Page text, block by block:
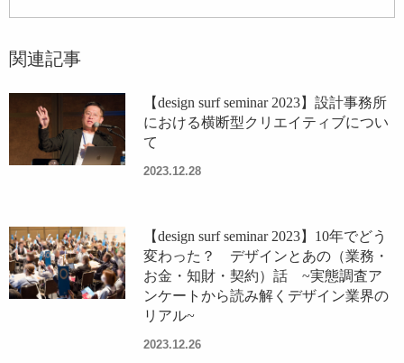
関連記事
【design surf seminar 2023】設計事務所
における横断型クリエイティブについ
て
2023.12.28
【design surf seminar 2023】10年でどう
変わった？ デザインとあの（業務・
お金・知財・契約）話 ~実態調査ア
ンケートから読み解くデザイン業界の
リアル~
2023.12.26